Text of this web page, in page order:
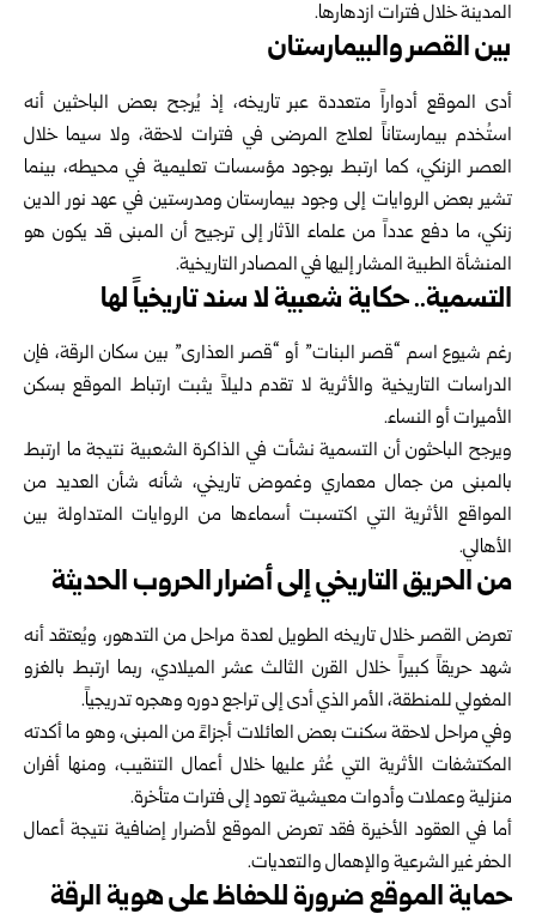
المدينة خلال فترات ازدهارها.
بين القصر والبيمارستان
أدى الموقع أدواراً متعددة عبر تاريخه، إذ يُرجح بعض الباحثين أنه
استُخدم بيمارستاناً لعلاج المرضى في فترات لاحقة، ولا سيما خلال
العصر الزنكي، كما ارتبط بوجود مؤسسات تعليمية في محيطه، بينما
تشير بعض الروايات إلى وجود بيمارستان ومدرستين في عهد نور الدين
زنكي، ما دفع عدداً من علماء الآثار إلى ترجيح أن المبنى قد يكون هو
المنشأة الطبية المشار إليها في المصادر التاريخية.
التسمية.. حكاية شعبية لا سند تاريخياً لها
رغم شيوع اسم “قصر البنات” أو “قصر العذارى” بين سكان الرقة، فإن
الدراسات التاريخية والأثرية لا تقدم دليلاً يثبت ارتباط الموقع بسكن
الأميرات أو النساء.
ويرجح الباحثون أن التسمية نشأت في الذاكرة الشعبية نتيجة ما ارتبط
بالمبنى من جمال معماري وغموض تاريخي، شأنه شأن العديد من
المواقع الأثرية التي اكتسبت أسماءها من الروايات المتداولة بين
الأهالي.
من الحريق التاريخي إلى أضرار الحروب الحديثة
تعرض القصر خلال تاريخه الطويل لعدة مراحل من التدهور، ويُعتقد أنه
شهد حريقاً كبيراً خلال القرن الثالث عشر الميلادي، ربما ارتبط بالغزو
المغولي للمنطقة، الأمر الذي أدى إلى تراجع دوره وهجره تدريجياً.
وفي مراحل لاحقة سكنت بعض العائلات أجزاءً من المبنى، وهو ما أكدته
المكتشفات الأثرية التي عُثر عليها خلال أعمال التنقيب، ومنها أفران
منزلية وعملات وأدوات معيشية تعود إلى فترات متأخرة.
أما في العقود الأخيرة فقد تعرض الموقع لأضرار إضافية نتيجة أعمال
الحفر غير الشرعية والإهمال والتعديات.
حماية الموقع ضرورة للحفاظ على هوية الرقة